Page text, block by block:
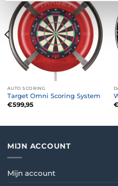
AUTO SCORING
Target Omni Scoring System
€599,95
MIJN ACCOUNT
Mijn account